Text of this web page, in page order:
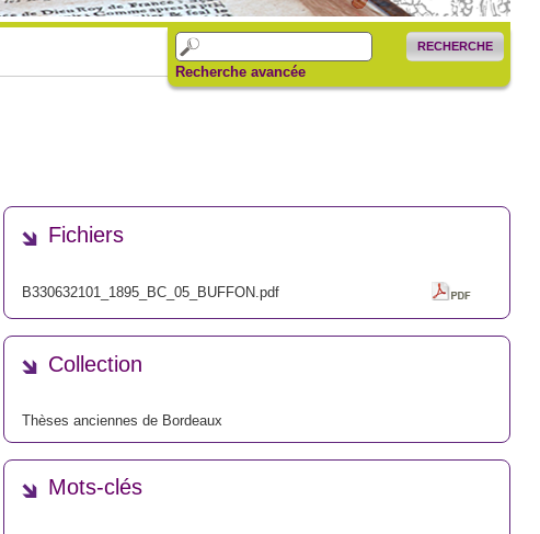
RECHERCHE
Recherche avancée
Fichiers
B330632101_1895_BC_05_BUFFON.pdf
Collection
Thèses anciennes de Bordeaux
Mots-clés